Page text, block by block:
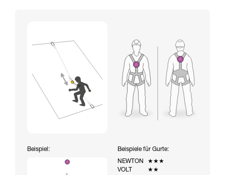
Beispiel:
Beispiele für Gurte:
NEWTON
★★★
VOLT
★★